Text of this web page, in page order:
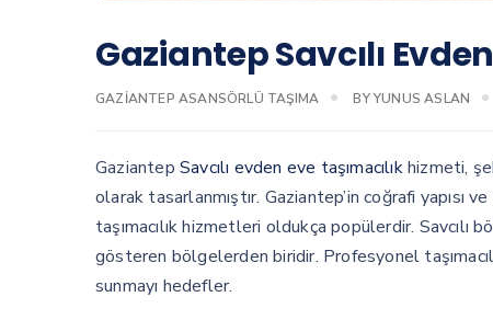
Gaziantep Savcılı
GAZIANTEP ASANSÖRLÜ TAŞIMA BYYUNUS ASLAN
Gaziantep Savcılı evden eve taşımacılıkhizmeti,
olarak tasarlanmıştır. Gaziantep’in coğrafi yapısı
taşımacılık hizmetleri oldukça popülerdir.
gösteren bölgelerden biridir. Profesyonel
sunmayı hedefler.